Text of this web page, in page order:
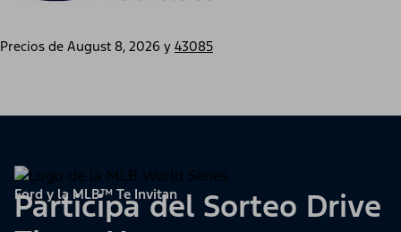
Precios de August 8, 2026 y 43085
Ford y la MLB™ Te Invitan
Participa del Sorteo Drive